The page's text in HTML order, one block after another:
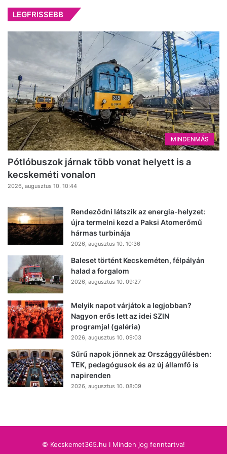
LEGFRISSEBB
MINDENMÁS
Pótlóbuszok járnak több vonat helyett is a
kecskeméti vonalon
2026, augusztus 10. 10:44
Rendeződni látszik az energia-helyzet:
újra termelni kezd a Paksi Atomerőmű
hármas turbinája
2026, augusztus 10. 10:36
Baleset történt Kecskeméten, félpályán
halad a forgalom
2026, augusztus 10. 09:27
Melyik napot várjátok a legjobban?
Nagyon erős lett az idei SZIN
programja! (galéria)
2026, augusztus 10. 09:03
Sűrű napok jönnek az Országgyűlésben:
TEK, pedagógusok és az új államfő is
napirenden
2026, augusztus 10. 08:09
© Kecskemet365.hu I Minden jog fenntartva!